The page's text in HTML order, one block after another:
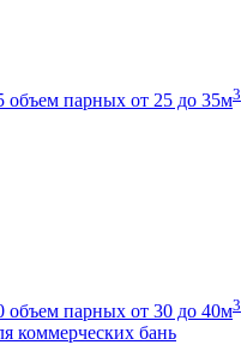
объем парных от 25 до 35м3
объем парных от 30 до 40м3
коммерческих бань